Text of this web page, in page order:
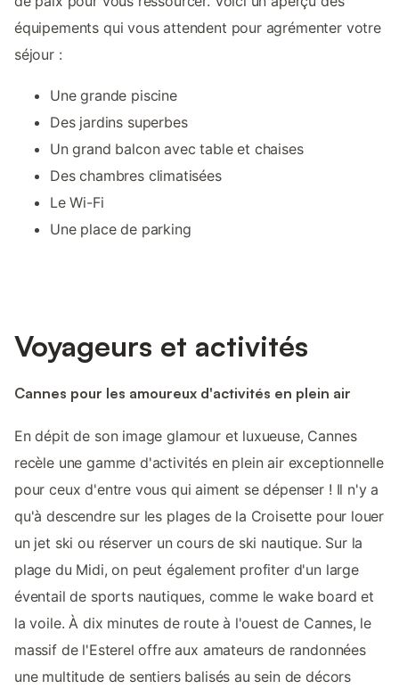
équipements qui vous attendent pour agrémenter votre
séjour :
Une grande piscine
Des jardins superbes
Un grand balcon avec table et chaises
Des chambres climatisées
Le Wi-Fi
Une place de parking
Voyageurs et activités
Cannes pour les amoureux d'activités en plein air
En dépit de son image glamour et luxueuse, Cannes
recèle une gamme d'activités en plein air exceptionnelle
pour ceux d'entre vous qui aiment se dépenser ! Il n'y a
qu'à descendre sur les plages de la Croisette pour louer
un jet ski ou réserver un cours de ski nautique. Sur la
plage du Midi, on peut également profiter d'un large
éventail de sports nautiques, comme le wake board et
la voile. À dix minutes de route à l'ouest de Cannes, le
massif de l'Esterel offre aux amateurs de randonnées
une multitude de sentiers balisés au sein de décors